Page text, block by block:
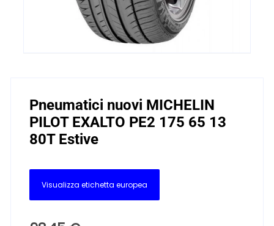
Pneumatici nuovi MICHELIN
PILOT EXALTO PE2 175 65 13
80T Estive
Visualizza etichetta europea